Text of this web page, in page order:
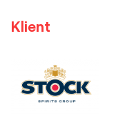
Klient